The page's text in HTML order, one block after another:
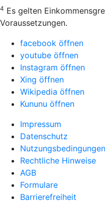
4 Es gelten
Voraussetzungen.
facebook öffnen
youtube öffnen
Instagram öffnen
Xing öffnen
Wikipedia öffnen
Kununu öffnen
Impressum
Datenschutz
Nutzungsbedingungen
Rechtliche Hinweise
AGB
Formulare
Barrierefreiheit